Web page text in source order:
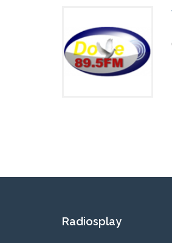
Radiosplay